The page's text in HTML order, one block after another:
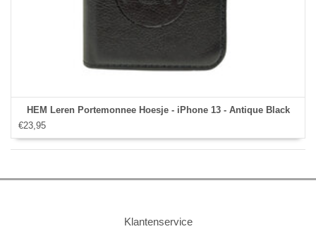
HEM Leren Portemonnee Hoesje - iPhone 13 - Antique Black
€23,95
Klantenservice